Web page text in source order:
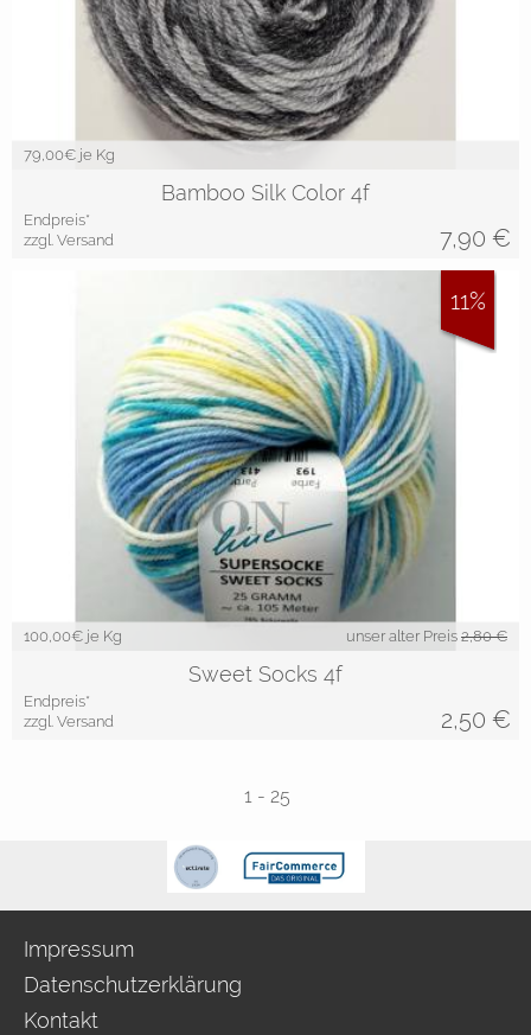
79,00€ je Kg
Bamboo Silk Color 4f
Endpreis*
zzgl. Versand
7,90 €
100,00€ je Kg unser alter Preis 2,80 €
Sweet Socks 4f
Endpreis*
zzgl. Versand
2,50 €
11%
1 - 25
Impressum
Datenschutzerklärung
Kontakt